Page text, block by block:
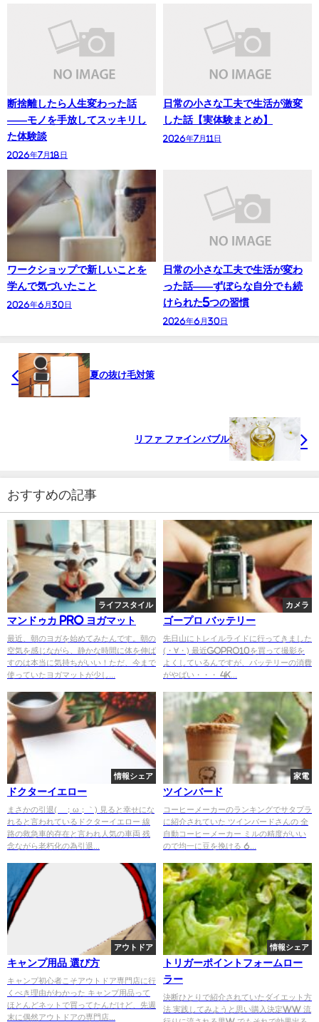
断捨離したら人生変わった話
——モノを手放してスッキリし
た体験談
2026年7月18日
日常の小さな工夫で生活が激変
した話【実体験まとめ】
2026年7月11日
ワークショップで新しいことを
学んで気づいたこと
2026年6月30日
日常の小さな工夫で生活が変わ
った話——ずぼらな自分でも続
けられた5つの習慣
2026年6月30日
夏の抜け毛対策
リファ ファインバブル
おすすめの記事
ライフスタイル
マンドゥカ PRO ヨガマット
最近、朝のヨガを始めてみたんです。朝の
空気を感じながら、静かな時間に体を伸ば
すのは本当に気持ちがいい！ただ、今まで
使っていたヨガマットが少し...
カメラ
ゴープロ バッテリー
先日山にトレイルライドに行ってきました
(・∀・) 最近GoPro10を買って撮影を
よくしているんですが、バッテリーの消費
がやばい・・・ 4K...
情報シェア
ドクターイエロー
まさかの引退(´；ω；｀) 見ると幸せにな
れると言われているドクターイエロー 線
路の救急車的存在と言われ人気の車両 残
念ながら老朽化の為引退...
家電
ツインバード
コーヒーメーカーのランキングでサタプラ
に紹介されていた ツインバードさんの 全
自動コーヒーメーカー ミルの精度がいい
ので均一に豆を挽ける 6...
アウトドア
キャンプ用品 選び方
キャンプ初心者こそアウトドア専門店に行
くべき理由がわかった キャンプ用品って
ほとんどネットで買ってたんだけど、先週
末に偶然アウトドアの専門店...
情報シェア
トリガーポイントフォームロー
ラー
決断ひとりで紹介されていたダイエット方
法 実践してみようと思い購入決定ww 流